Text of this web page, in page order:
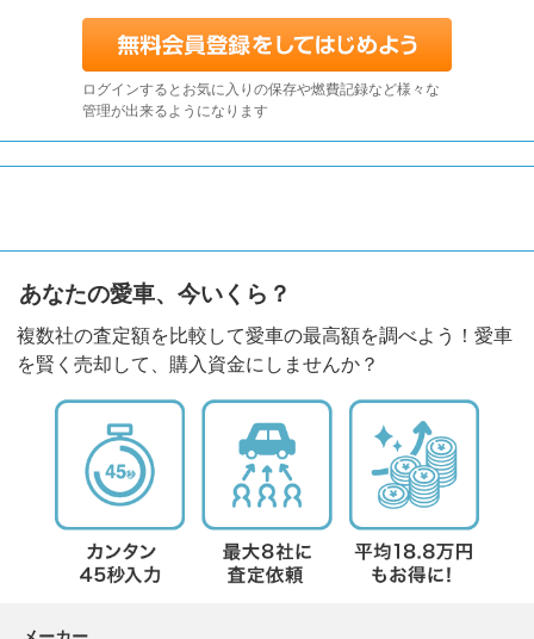
ログインするとお気に入りの保存や燃費記録など様々な
管理が出来るようになります
あなたの愛車、今いくら？
複数社の査定額を比較して愛車の最高額を調べよう！愛車
を賢く売却して、購入資金にしませんか？